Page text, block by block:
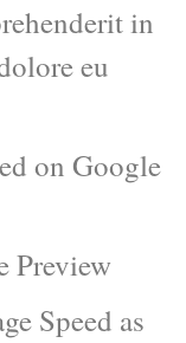
in
eu
on Google
Preview
Speed as